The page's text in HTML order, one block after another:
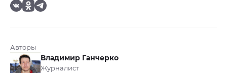
Авторы
Владимир Ганчерко
Журналист